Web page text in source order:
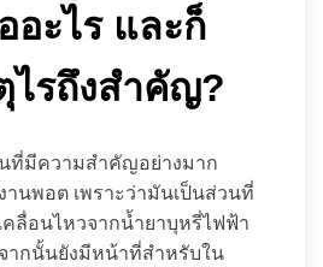
อะไร และก็
ไรถึงสำคัญ?
ที่มีความสำคัญอย่างมาก
านพอต เพราะว่ามันเป็นส่วนที่
คลื่อนไหวจากน้ำยาบุหรี่ไฟฟ้า
ากนั้นยังมีหน้าที่สำหรับใน